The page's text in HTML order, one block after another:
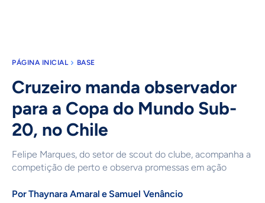
PÁGINA INICIAL BASE
Cruzeiro manda observador
para a Copa do Mundo Sub-
20, no Chile
Felipe Marques, do setor de scout do clube, acompanha a
competição de perto e observa promessas em ação
PorThaynara Amaral e Samuel Venâncio